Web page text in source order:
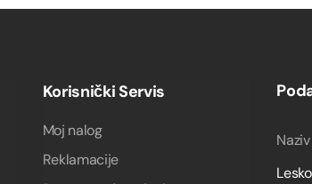
Korisnički Servis
Moj nalog
Reklamacije